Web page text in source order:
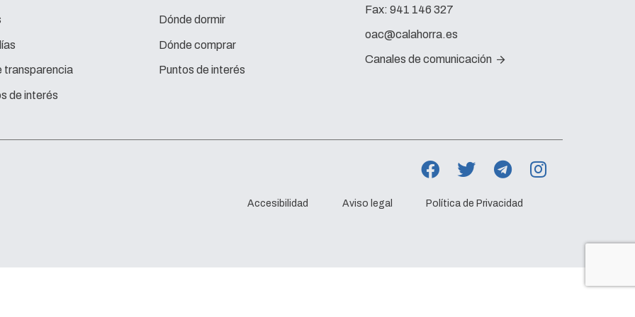
transparencia
de interés
Dónde dormir
Dónde comprar
Puntos de interés
Fax: 941 146 327
oac@calahorra.es
Canales de comunicación
Accesibilidad Aviso legal Política de Privacidad